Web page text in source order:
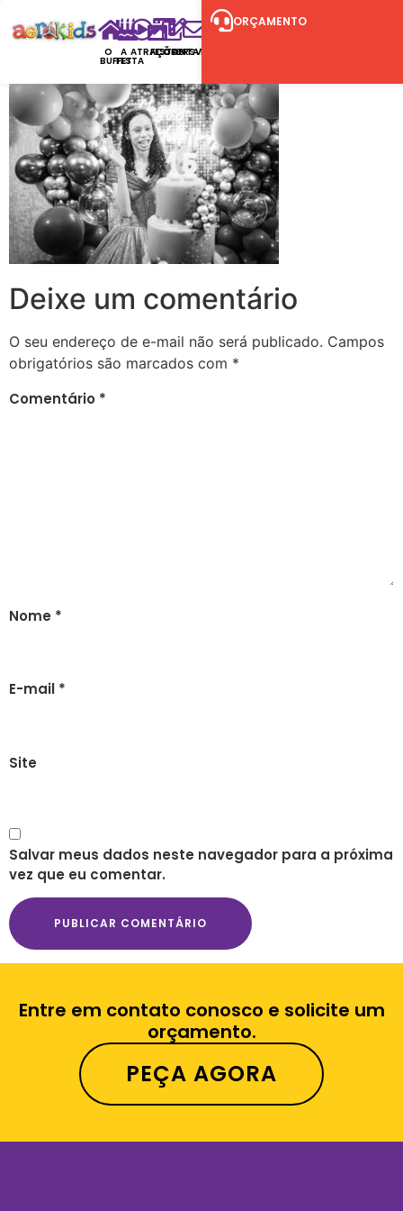
O
BUFFET
A
FESTA
ATRAÇÕES
FESTAS
CONTATO
RSVP
ORÇAMENTO
Deixe um comentário
O seu endereço de e-mail não será publicado. Campos
obrigatórios são marcados com *
Comentário *
Nome *
E-mail *
Site
Salvar meus dados neste navegador para a próxima
vez que eu comentar.
Entre em contato conosco e solicite um
orçamento.
PEÇA AGORA